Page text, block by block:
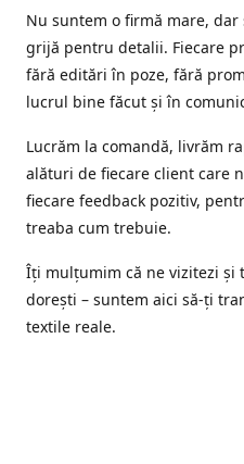
Nu suntem o firmă mare,
grijă pentru detalii. Fiecare
fără editări în poze, fără
lucrul bine făcut și în
Lucrăm la comandă, livrăm
alături de fiecare client care
fiecare feedback pozitiv,
treaba cum trebuie.
Îți mulțumim că ne vizitezi și
dorești – suntem aici să-ți
textile reale.